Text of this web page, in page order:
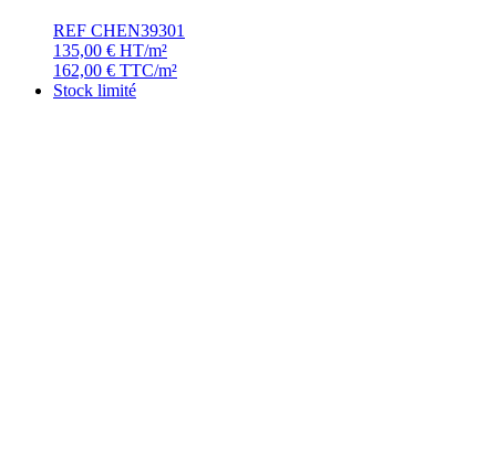
REF CHEN39301
135,00 € HT/m²
162,00 € TTC/m²
Stock limité